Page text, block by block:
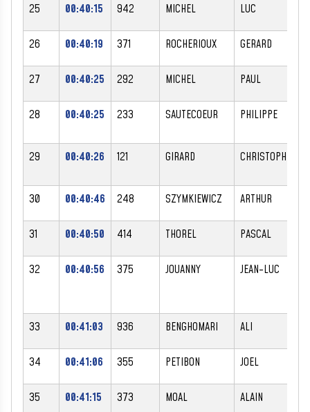
25 00:40:15 942 MICHEL LUC
26 00:40:19 371 ROCHERIOUX GERARD
27 00:40:25 292 MICHEL PAUL
28 00:40:25 233 SAUTECOEUR PHILIPPE
29 00:40:26 121 GIRARD CHRISTOPHE
30 00:40:46 248 SZYMKIEWICZ ARTHUR
31 00:40:50 414 THOREL PASCAL
32 00:40:56 375 JOUANNY JEAN-LUC
33 00:41:03 936 BENGHOMARI ALI
34 00:41:06 355 PETIBON JOEL
35 00:41:15 373 MOAL ALAIN